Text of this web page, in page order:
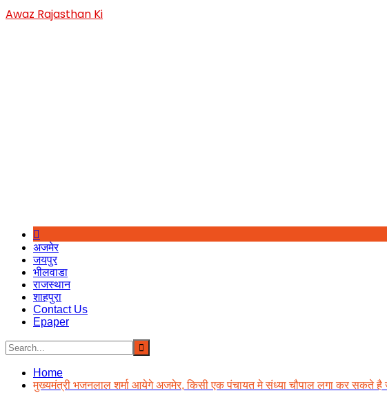
Skip
to
Awaz Rajasthan Ki
अजमेर
जयपुर
भीलवाडा
राजस्थान
शाहपुरा
Contact Us
Epaper
Home
मुख्यमंत्री भजनलाल शर्मा आयेगे अजमेर, किसी एक पंचायत मे संध्या चौपाल लगा कर सकते है